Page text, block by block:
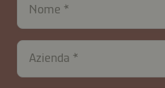
Nome
Azienda